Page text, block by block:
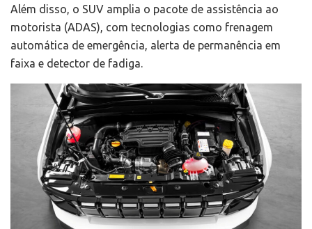
Além disso, o SUV amplia o pacote de assistência ao
motorista (ADAS), com tecnologias como frenagem
automática de emergência, alerta de permanência em
faixa e detector de fadiga.